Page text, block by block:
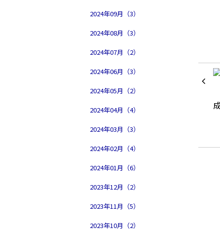
2024年09月（3）
2024年08月（3）
2024年07月（2）
2024年06月（3）
2024年05月（2）
2024年04月（4）
2024年03月（3）
2024年02月（4）
2024年01月（6）
2023年12月（2）
2023年11月（5）
2023年10月（2）